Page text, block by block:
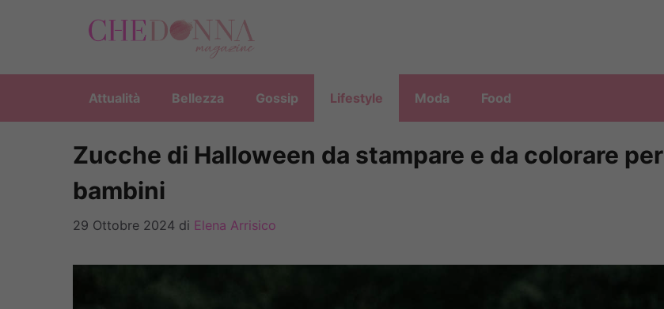
Attualità Bellezza Gossip Lifestyle Moda Food
Zucche di Halloween da stampare e da colorare per
bambini
29 Ottobre 2024 di Elena Arrisico